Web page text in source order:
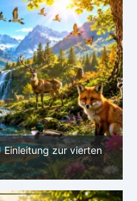
Einleitung zur vierten